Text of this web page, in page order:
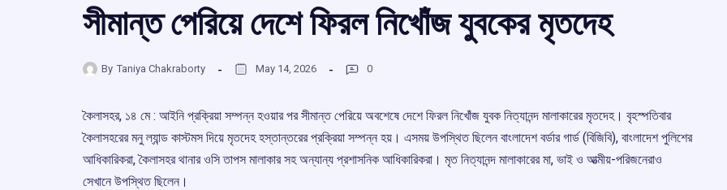
সীমান্ত পেরিয়ে দেশে ফিরল নিখোঁজ যুবকের মৃতদেহ
By Taniya Chakraborty May 14, 2026 0
কৈলাসহর, ১৪ মে : আইনি প্রক্রিয়া সম্পন্ন হওয়ার পর সীমান্ত পেরিয়ে অবশেষে দেশে ফিরল নিখোঁজ যুবক নিত্যানন্দ মালাকারের মৃতদেহ। বৃহস্পতিবার
কৈলাসহরের মনু ল্যান্ড কাস্টমস দিয়ে মৃতদেহ হস্তান্তরের প্রক্রিয়া সম্পন্ন হয়। এসময় উপস্থিত ছিলেন বাংলাদেশ বর্ডার গার্ড (বিজিবি), বাংলাদেশ পুলিশের
আধিকারিকরা, কৈলাসহর থানার ওসি তাপস মালাকার সহ অন্যান্য প্রশাসনিক আধিকারিকরা। মৃত নিত্যানন্দ মালাকারের মা, ভাই ও আত্মীয়-পরিজনেরাও
সেখানে উপস্থিত ছিলেন।